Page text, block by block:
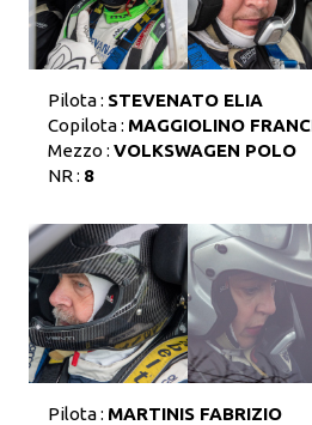
Pilota : STEVENATO ELIA
Copilota : MAGGIOLINO
Mezzo : VOLKSWAGEN POLO
NR : 8
Pilota : MARTINIS FABRIZIO